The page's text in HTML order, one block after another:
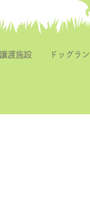
渡施設 ドッグラン